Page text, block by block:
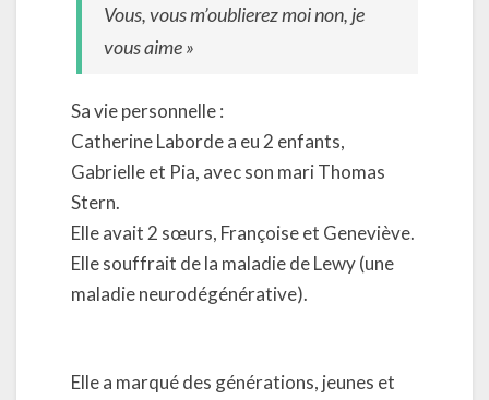
Vous, vous m’oublierez moi non, je
vous aime »
Sa vie personnelle :
Catherine Laborde a eu 2 enfants,
Gabrielle et Pia, avec son mari Thomas
Stern.
Elle avait 2 sœurs, Françoise et Geneviève.
Elle souffrait de la maladie de Lewy (une
maladie neurodégénérative).
Elle a marqué des générations, jeunes et